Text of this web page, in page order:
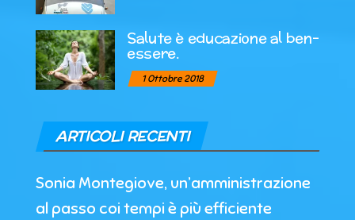
Salute è educazione al ben-
essere.
1 Ottobre 2018
ARTICOLI RECENTI
Sonia Montegiove, un’amministrazione
al passo coi tempi è più efficiente